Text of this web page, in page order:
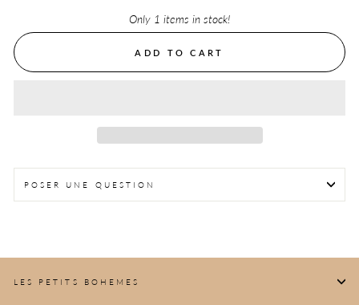
Only 1 items in stock!
ADD TO CART
POSER UNE QUESTION
LES PETITS BOHEMES